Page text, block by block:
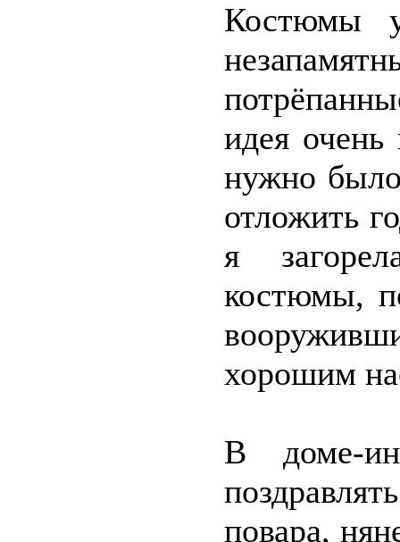
Костюмы
идея очень
нужно было
отложить
я
костюмы,
хорошим
В доме-
повара,